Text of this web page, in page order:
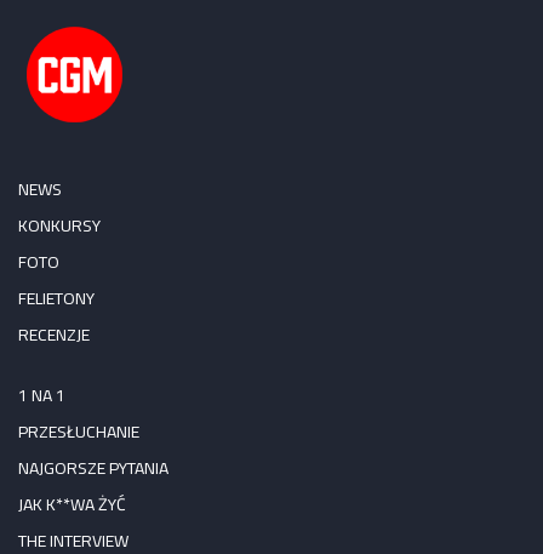
NEWS
KONKURSY
FOTO
FELIETONY
RECENZJE
1 NA 1
PRZESŁUCHANIE
NAJGORSZE PYTANIA
JAK K**WA ŻYĆ
THE INTERVIEW